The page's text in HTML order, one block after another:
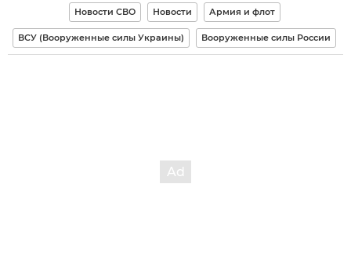
Новости СВО Новости Армия и флот
ВСУ (Вооруженные силы Украины) Вооруженные силы России